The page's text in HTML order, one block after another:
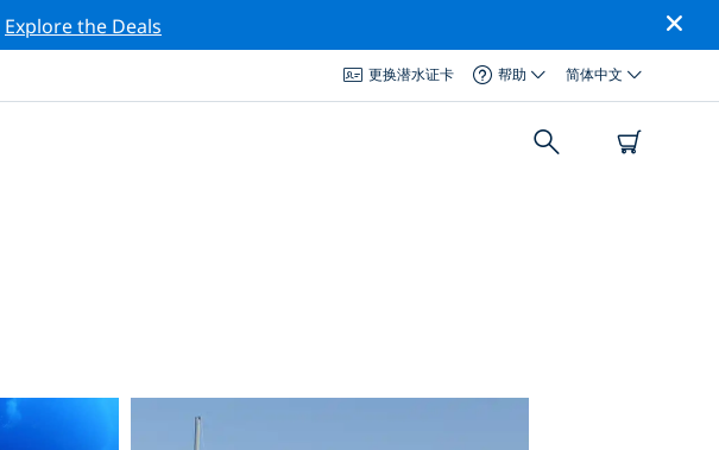
Explore the Deals
更换潜水证卡 帮助 简体中文